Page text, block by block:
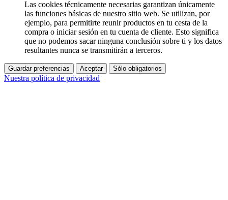
Las cookies técnicamente necesarias garantizan únicamente
las funciones básicas de nuestro sitio web. Se utilizan, por
ejemplo, para permitirte reunir productos en tu cesta de la
compra o iniciar sesión en tu cuenta de cliente. Esto significa
que no podemos sacar ninguna conclusión sobre ti y los datos
resultantes nunca se transmitirán a terceros.
Guardar preferencias Aceptar Sólo obligatorios
Nuestra política de privacidad